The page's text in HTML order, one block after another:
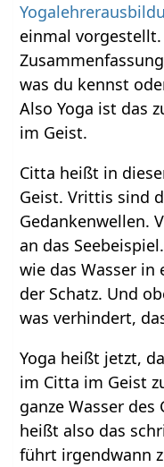
einmal
was du kennst
Also Yoga ist das
im Geist.
Citta heißt in
Geist. Vrittis sind
Gedankenwellen.
an das
wie das Wasser in
der Schatz. Und
was verhindert,
Yoga heißt jetzt,
im Citta im Geist
ganze Wasser des
heißt also das
führt irgendwann